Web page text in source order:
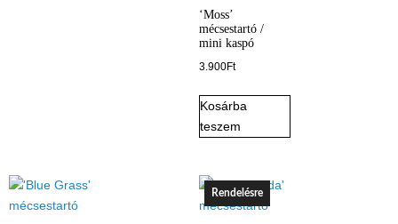
‘Moss’
mécsestartó /
mini kaspó
3.900Ft
Kosárba
teszem
Rendelésre